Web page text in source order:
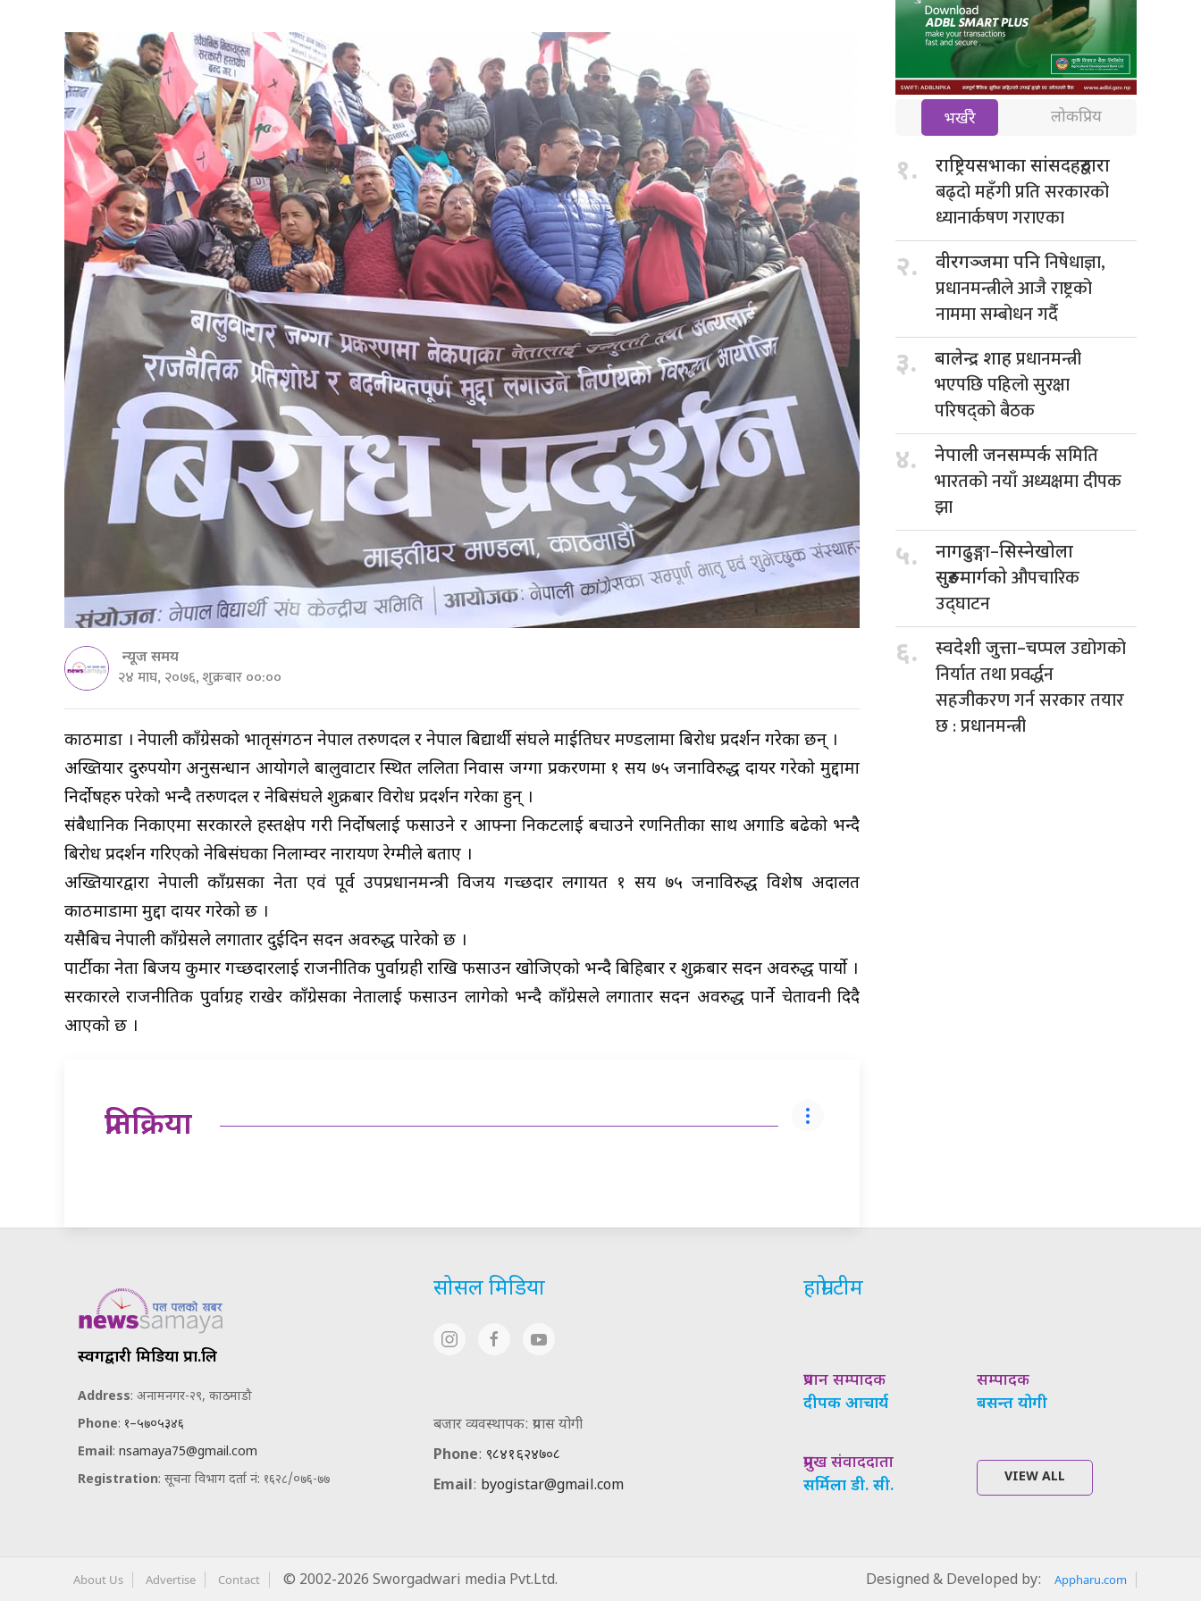
न्यूज समय
२४ माघ, २०७६, शुक्रबार ००:००
काठमाडौं । नेपाली काँग्रेसको भातृसंगठन नेपाल तरुणदल र नेपाल बिद्यार्थी संघले माईतिघर मण्डलामा बिरोध प्रदर्शन गरेका छन् ।
अख्तियार दुरुपयोग अनुसन्धान आयोगले बालुवाटार स्थित ललिता निवास जग्गा प्रकरणमा १ सय ७५ जनाविरुद्ध दायर गरेको मुद्दामा
निर्दोषहरु परेको भन्दै तरुणदल र नेबिसंघले शुक्रबार विरोध प्रदर्शन गरेका हुन् ।
संबैधानिक निकाएमा सरकारले हस्तक्षेप गरी निर्दोषलाई फसाउने र आफ्ना निकटलाई बचाउने रणनितीका साथ अगाडि बढेको भन्दै
बिरोध प्रदर्शन गरिएको नेबिसंघका निलाम्वर नारायण रेग्मीले बताए ।
अख्तियारद्वारा नेपाली काँग्रसका नेता एवं पूर्व उपप्रधानमन्त्री विजय गच्छदार लगायत १ सय ७५ जनाविरुद्ध विशेष अदालत
काठमाडौंमा मुद्दा दायर गरेको छ ।
यसैबिच नेपाली काँग्रेसले लगातार दुईदिन सदन अवरुद्ध पारेको छ ।
पार्टीका नेता बिजय कुमार गच्छदारलाई राजनीतिक पुर्वाग्रही राखि फसाउन खोजिएको भन्दै बिहिबार र शुक्रबार सदन अवरुद्ध पार्यो ।
सरकारले राजनीतिक पुर्वाग्रह राखेर काँग्रेसका नेतालाई फसाउन लागेको भन्दै काँग्रेसले लगातार सदन अवरुद्ध पार्ने चेतावनी दिदै
आएको छ ।
प्रतिक्रिया
भर्खरै लोकप्रिय
१. राष्ट्रियसभाका सांसदहरुद्वारा
बढ्दो महँगी प्रति सरकारको
ध्यानार्कषण गराएका
२. वीरगञ्जमा पनिनिषेधाज्ञा,
प्रधानमन्त्रीले आजै राष्ट्रको
नाममा सम्बोधन गर्दै
३. बालेन्द्र शाहप्रधानमन्त्री
भएपछि पहिलो सुरक्षा
परिषद्को बैठक
४. नेपाली जनसम्पर्कसमिति
भारतको नयाँ अध्यक्षमा दीपक
झा
५.
नागढुङ्गा–सिस्नेखोला
सुरुङमार्गकोऔपचारिक
उद्घाटन
६. स्वदेशी जुत्ता–चप्पलउद्योगको
निर्यात तथा प्रवर्द्धन
सहजीकरण गर्न सरकार तयार
छ : प्रधानमन्त्री
स्वर्गद्वारी मिडिया प्रा.लि
Address: अनामनगर-२९, काठमाडौ
Phone: १–५७०५३४६
Email: nsamaya75@gmail.com
Registration: सूचना विभाग दर्ता नं: १६२८/०७६-७७
सोसल मिडिया
बजार व्यवस्थापक: प्रयास योगी
Phone: ९८४१६२४७०८
Email: byogistar@gmail.com
हाम्रो टीम
प्रधान सम्पादक
दीपक आचार्य
सम्पादक
बसन्त योगी
प्रमुख संवाददाता
सर्मिला डी. सी.
VIEW ALL
About Us Advertise Contact © 2002-2026 Sworgadwari media Pvt.Ltd. Designed & Developed by: Appharu.com